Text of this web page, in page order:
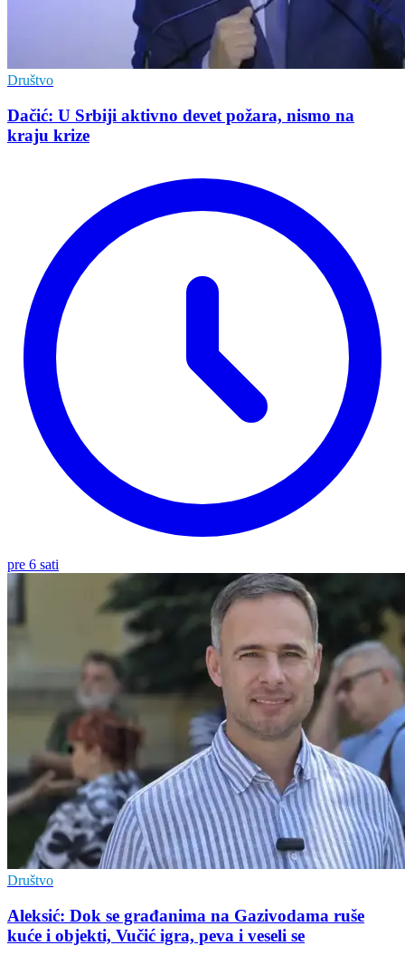
Društvo
Dačić: U Srbiji aktivno devet požara, nismo na
kraju krize
pre 6 sati
Društvo
Aleksić: Dok se građanima na Gazivodama ruše
kuće i objekti, Vučić igra, peva i veseli se